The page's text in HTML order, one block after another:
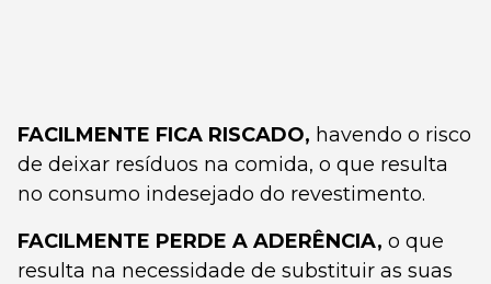
FACILMENTE FICA RISCADO, havendo o risco
de deixar resíduos na comida, o que resulta
no consumo indesejado do revestimento.
FACILMENTE PERDE A ADERÊNCIA, o que
resulta na necessidade de substituir as suas